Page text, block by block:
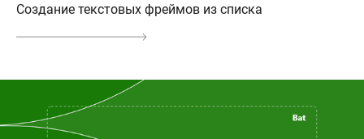
Создание текстовых фреймов из списка